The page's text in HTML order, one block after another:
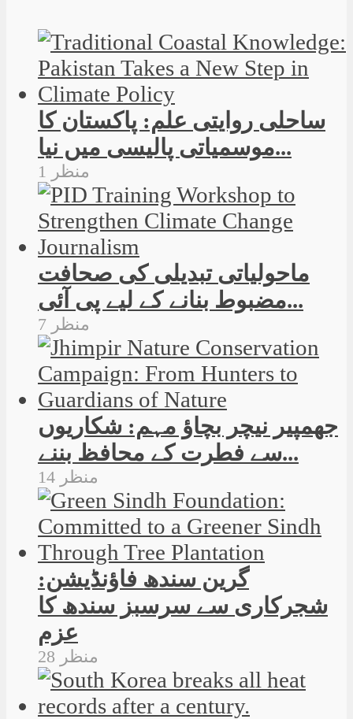
ساحلی روایتی علم: پاکستان کا
موسمیاتی پالیسی میں نیا...
1 منظر
ماحولیاتی تبدیلی کی صحافت
مضبوط بنانے کے لیے پی آئی...
7 منظر
جھمپیر نیچر بچاؤ مہم: شکاریوں
سے فطرت کے محافظ بننے...
14 منظر
گرین سندھ فاؤنڈیشن:
شجرکاری سے سرسبز سندھ کا
عزم
28 منظر